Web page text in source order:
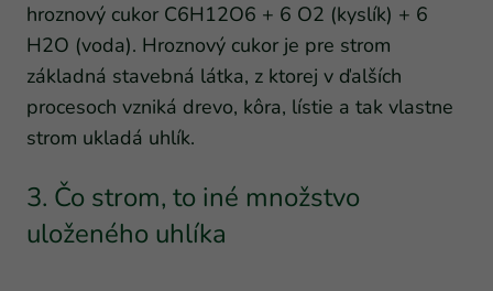
hroznový cukor C6H12O6 + 6 O2 (kyslík) + 6
H2O (voda). Hroznový cukor je pre strom
základná stavebná látka, z ktorej v ďalších
procesoch vzniká drevo, kôra, lístie a tak vlastne
strom ukladá uhlík.
3. Čo strom, to iné množstvo
uloženého uhlíka